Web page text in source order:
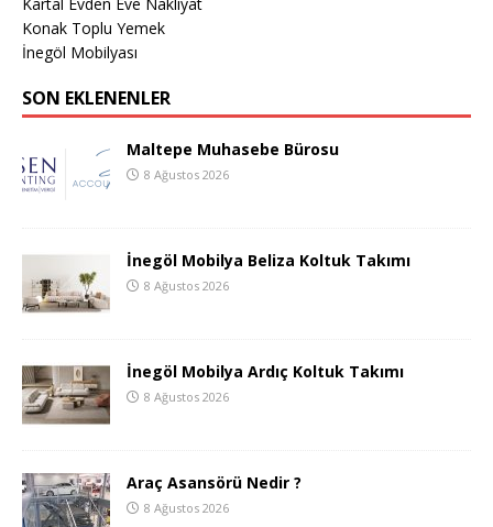
Kartal Evden Eve Nakliyat
Konak Toplu Yemek
İnegöl Mobilyası
SON EKLENENLER
Maltepe Muhasebe Bürosu
8 Ağustos 2026
İnegöl Mobilya Beliza Koltuk Takımı
8 Ağustos 2026
İnegöl Mobilya Ardıç Koltuk Takımı
8 Ağustos 2026
Araç Asansörü Nedir ?
8 Ağustos 2026